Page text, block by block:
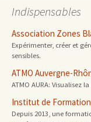
Indispensables
Association Zones
Expérimenter, créer et
sensibles.
ATMO Auvergne-
ATMO AURA: Visualisez
Institut de
Depuis 2013, une